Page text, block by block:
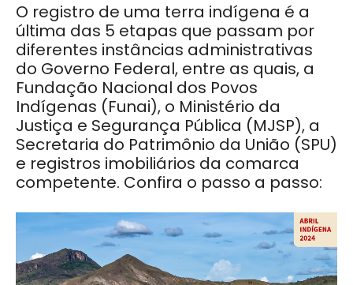
O registro de uma terra indígena é a
última das 5 etapas que passam por
diferentes instâncias administrativas
do Governo Federal, entre as quais, a
Fundação Nacional dos Povos
Indígenas (Funai), o Ministério da
Justiça e Segurança Pública (MJSP), a
Secretaria do Patrimônio da União (SPU)
e registros imobiliários da comarca
competente. Confira o passo a passo: